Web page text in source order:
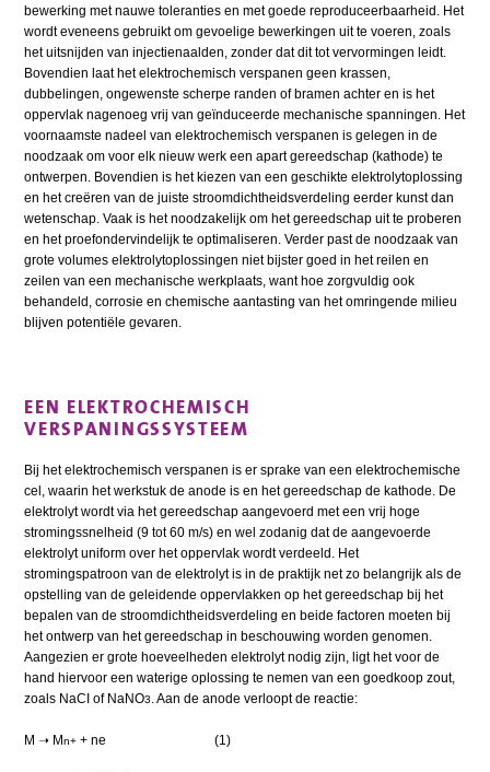
bewerking met nauwe toleranties en met goede reproduceerbaarheid. Het
wordt eveneens gebruikt om gevoelige bewerkingen uit te voeren, zoals
het uitsnijden van injectienaalden, zonder dat dit tot vervormingen leidt.
Bovendien laat het elektrochemisch verspanen geen krassen,
dubbelingen, ongewenste scherpe randen of bramen achter en is het
oppervlak nagenoeg vrij van geïnduceerde mechanische spanningen. Het
voornaamste nadeel van elektrochemisch verspanen is gelegen in de
noodzaak om voor elk nieuw werk een apart gereedschap (kathode) te
ontwerpen. Bovendien is het kiezen van een geschikte elektrolytoplossing
en het creëren van de juiste stroomdichtheidsverdeling eerder kunst dan
wetenschap. Vaak is het noodzakelijk om het gereedschap uit te proberen
en het proefondervindelijk te optimaliseren. Verder past de noodzaak van
grote volumes elektrolytoplossingen niet bijster goed in het reilen en
zeilen van een mechanische werkplaats, want hoe zorgvuldig ook
behandeld, corrosie en chemische aantasting van het omringende milieu
blijven potentiële gevaren.
EEN ELEKTROCHEMISCH
VERSPANINGSSYSTEEM
Bij het elektrochemisch verspanen is er sprake van een elektrochemische
cel, waarin het werkstuk de anode is en het gereedschap de kathode. De
elektrolyt wordt via het gereedschap aangevoerd met een vrij hoge
stromingssnelheid (9 tot 60 m/s) en wel zodanig dat de aangevoerde
elektrolyt uniform over het oppervlak wordt verdeeld. Het
stromingspatroon van de elektrolyt is in de praktijk net zo belangrijk als de
opstelling van de geleidende oppervlakken op het gereedschap bij het
bepalen van de stroomdichtheidsverdeling en beide factoren moeten bij
het ontwerp van het gereedschap in beschouwing worden genomen.
Aangezien er grote hoeveelheden elektrolyt nodig zijn, ligt het voor de
hand hiervoor een waterige oplossing te nemen van een goedkoop zout,
zoals NaCI of NaNO3. Aan de anode verloopt de reactie:
M ➝ Mn+ + ne (1)